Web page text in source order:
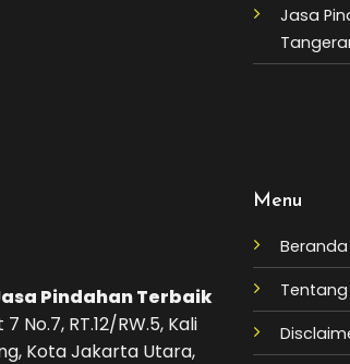
Jasa
PindahanTerbaik
No.7, RT.12/RW.5, Kali
Kota Jakarta Utara,
Menu
Beranda
Tentang